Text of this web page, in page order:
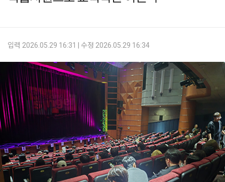
입력 2026.05.29 16:31 | 수정 2026.05.29 16:34